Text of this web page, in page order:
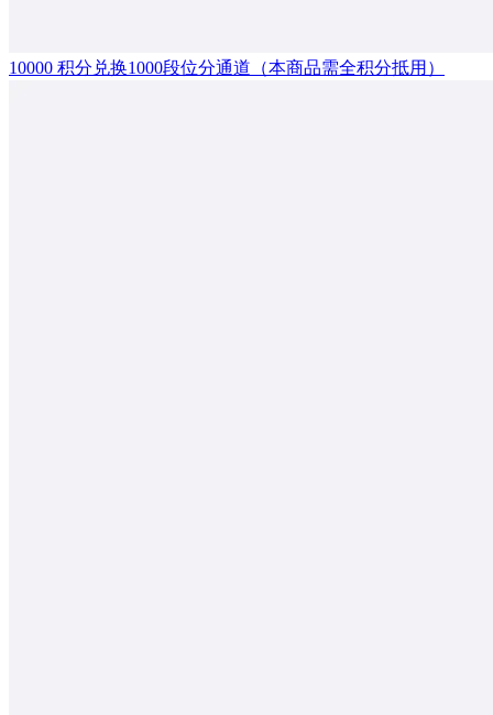
10000 积分兑换1000段位分通道（本商品需全积分抵用）